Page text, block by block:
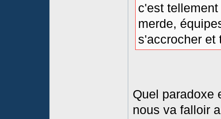
c'est
merde,
s'accrocher et
Quel paradoxe
nous va falloir